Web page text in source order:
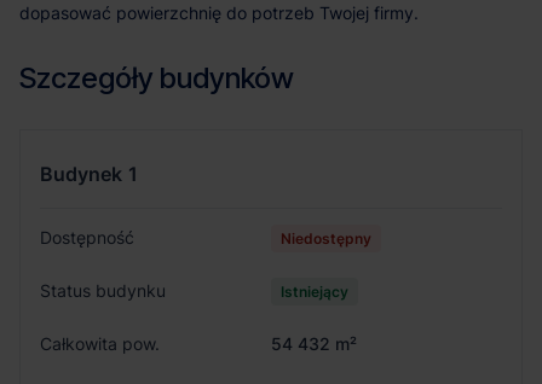
dopasować powierzchnię do potrzeb Twojej firmy.
Szczegóły budynków
Budynek 1
Dostępność Niedostępny
Status budynku Istniejący
Całkowita pow. 54 432 m²